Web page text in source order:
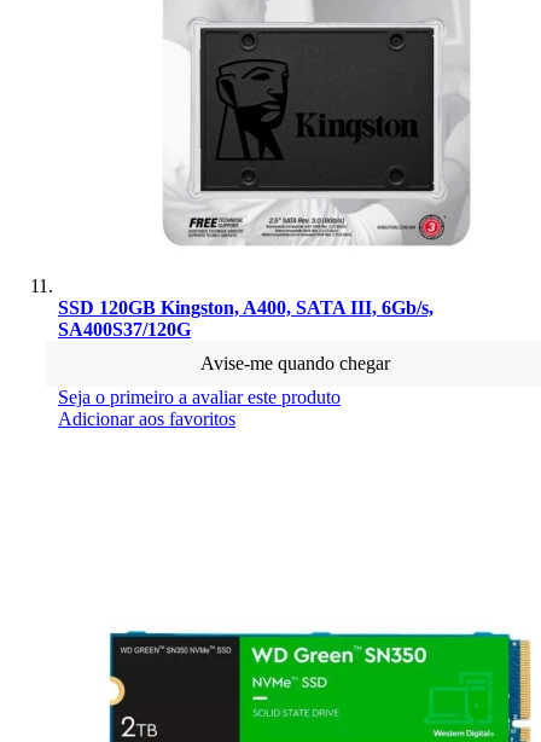
SSD 120GB Kingston, A400, SATA III, 6Gb/s,
SA400S37/120G
Avise-me quando chegar
Seja o primeiro a avaliar este produto
Adicionar aos favoritos